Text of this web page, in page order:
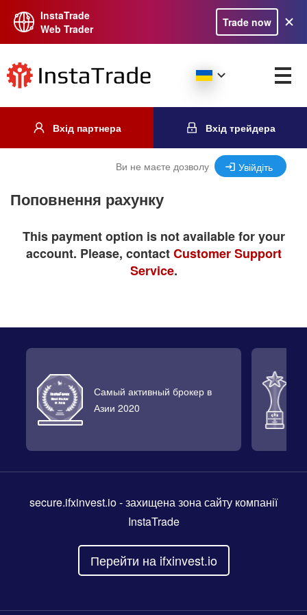
InstaTrade
Web Trader
Trade now
Вхід партнера Вхід трейдера
Ви не маєте дозволу Увійдіть
Поповнення рахунку
This payment option is not available for your
account. Please, contactCustomer Support
Service.
Самый активный брокер в
Азии 2020
secure.ifxinvest.io- захищена зона сайту компанії
InstaTrade
Перейти на ifxinvest.io